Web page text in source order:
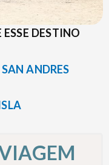
DESTINO
ANDRES